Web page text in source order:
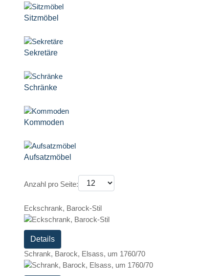
Sitzmöbel
Sekretäre
Schränke
Kommoden
Aufsatzmöbel
Anzahl pro Seite:
Eckschrank, Barock-Stil
Details
Schrank, Barock, Elsass, um 1760/70